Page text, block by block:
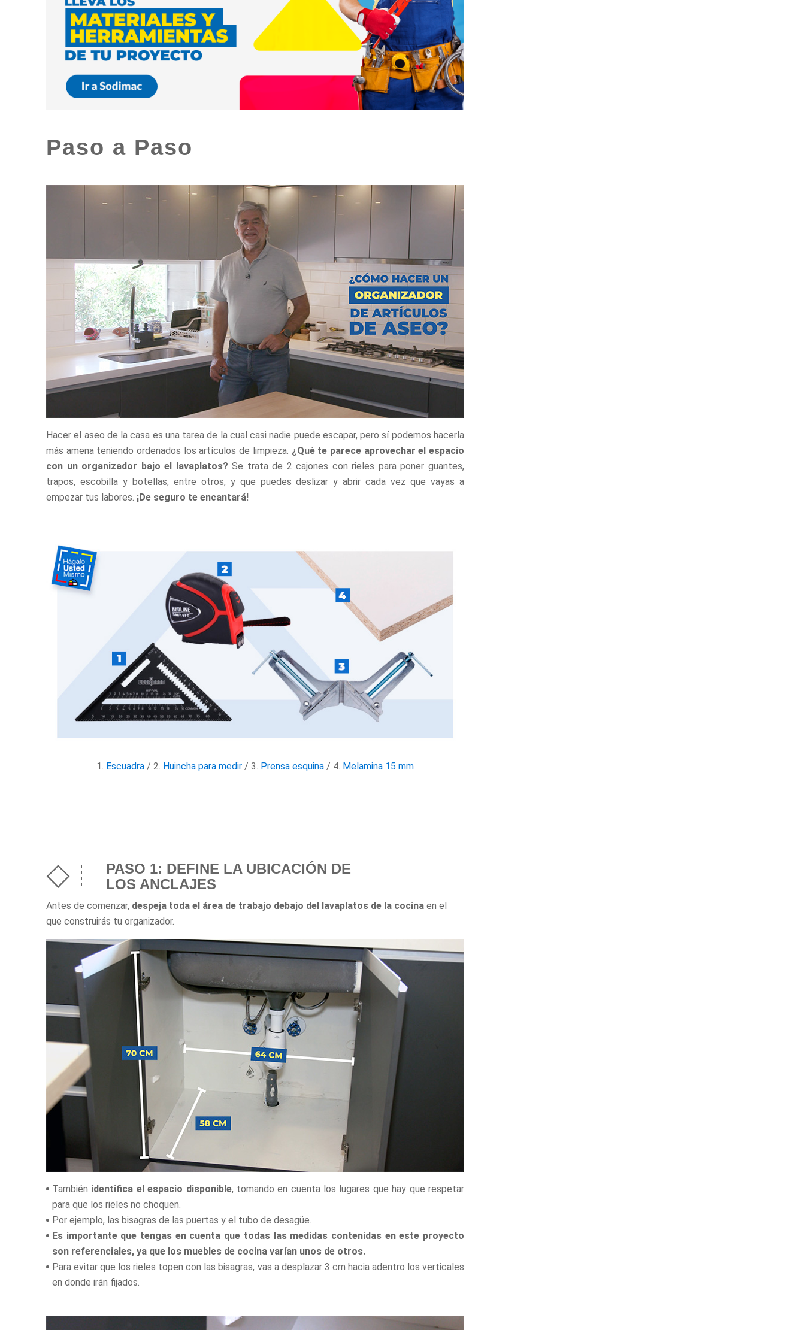
Paso a Paso
Hacer el aseo de la casa es una tarea de la cual casi nadie puede escapar, pero sí podemos hacerla
más amena teniendo ordenados los artículos de limpieza. ¿Qué te parece aprovechar el espacio
con un organizador bajo el lavaplatos? Se trata de 2 cajones con rieles para poner guantes,
trapos, escobilla y botellas, entre otros, y que puedes deslizar y abrir cada vez que vayas a
empezar tus labores. ¡De seguro te encantará!
1. Escuadra / 2. Huincha para medir / 3. Prensa esquina / 4. Melamina 15 mm
PASO 1: DEFINE LA UBICACIÓN DE
LOS ANCLAJES
Antes de comenzar, despeja toda el área de trabajo debajo del lavaplatos de la cocina en el
que construirás tu organizador.
También identifica el espacio disponible, tomando en cuenta los lugares que hay que respetar
para que los rieles no choquen.
Por ejemplo, las bisagras de las puertas y el tubo de desagüe.
Es importante que tengas en cuenta que todas las medidas contenidas en este proyecto
son referenciales, ya que los muebles de cocina varían unos de otros.
Para evitar que los rieles topen con las bisagras, vas a desplazar 3 cm hacia adentro los verticales
en donde irán fijados.